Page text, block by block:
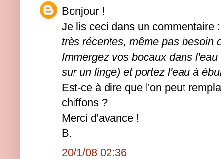
Bonjour !
Je lis ceci dans un commentaire
très récentes, même pas besoin
Immergez vos bocaux dans
sur un linge) et portez l'eau à
Est-ce à dire que l'on peut
chiffons ?
Merci d'avance !
B.
20/1/08 02:36